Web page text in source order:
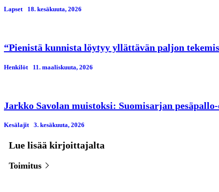
Lapset 18. kesäkuuta, 2026
“Pienistä kunnista löytyy yllättävän paljon
Henkilöt 11. maaliskuuta, 2026
Jarkko Savolan muistoksi: Suomisarjan
Kesälajit 3. kesäkuuta, 2026
Lue lisää kirjoittajalta
Toimitus